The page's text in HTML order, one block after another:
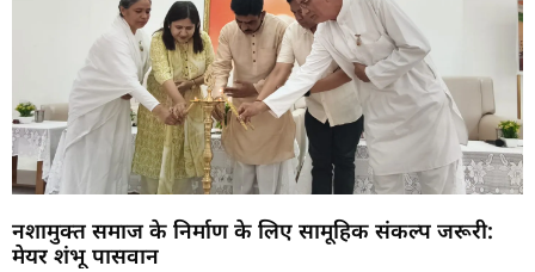
नशामुक्त समाज के निर्माण के लिए सामूहिक संकल्प जरूरी:
मेयर शंभू पासवान